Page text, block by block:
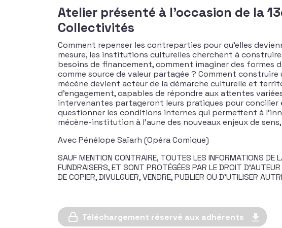
Atelier présenté à l'occasion de la
Collectivités
Comment repenser les contreparties pour qu’elles
mesure, les institutions culturelles cherchent à
besoins de financement, comment imaginer des
comme source de valeur partagée ? Comment
mécène devient acteur de la démarche culturelle et
d’engagement, capables de répondre aux attentes
intervenantes partageront leurs pratiques pour concilier
questionner les conditions internes qui permettent à
mécène-institution à l’aune des nouveaux enjeux de
Avec Pénélope Saïarh (Opéra Comique)
SAUF MENTION CONTRAIRE, TOUTES LES INFORMATIONS DE
FUNDRAISERS, ET SONT PROTÉGÉES PAR LE DROIT
DE COPIER, DIVULGUER, VENDRE, PUBLIER OU D’UTILISER
Téléchargement réservé aux adhérents